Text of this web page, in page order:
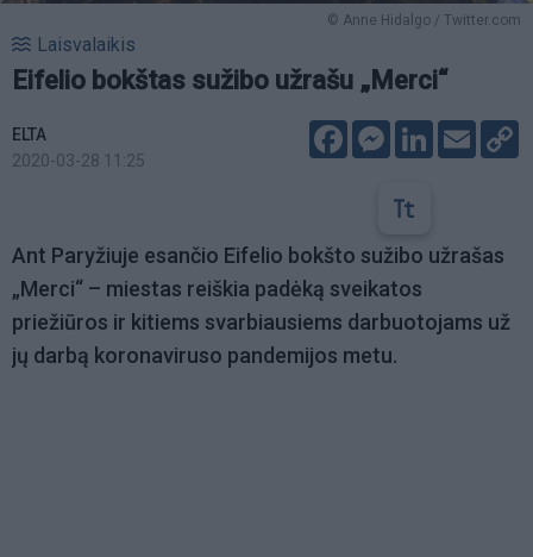
© Anne Hidalgo / Twitter.com
Laisvalaikis
Eifelio bokštas sužibo užrašu „Merci“
ELTA
2020-03-28 11:25
FacebookMessenger
LinkedIn
Email
Ant Paryžiuje esančio Eifelio bokšto sužibo užrašas
„Merci“ – miestas reiškia padėką sveikatos
priežiūros ir kitiems svarbiausiems darbuotojams už
jų darbą koronaviruso pandemijos metu.